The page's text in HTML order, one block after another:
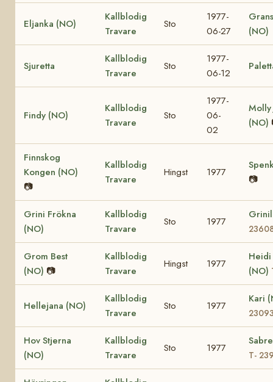
Eljanka (NO)
Kallblodig
Travare
Sto
1977-
06-27
(NO)
Sjuretta
Kallblodig
Travare
Sto
1977-
06-12
Findy (NO)
Kallblodig
Travare
Sto
1977-
06-
02
Molly
(NO)
Finnskog
Kongen (NO)
📷
Kallblodig
Travare
Hingst 1977
📷
Grini Frökna
(NO)
Kallblodig
Travare
Sto 1977
Grom Best
(NO) 📷
Kallblodig
Travare
Hingst 1977
Heidi
(NO)
Hellejana (NO)
Kallblodig
Travare
Sto 1977
Kari
Hov Stjerna
(NO)
Kallblodig
Travare
Sto 1977
T-